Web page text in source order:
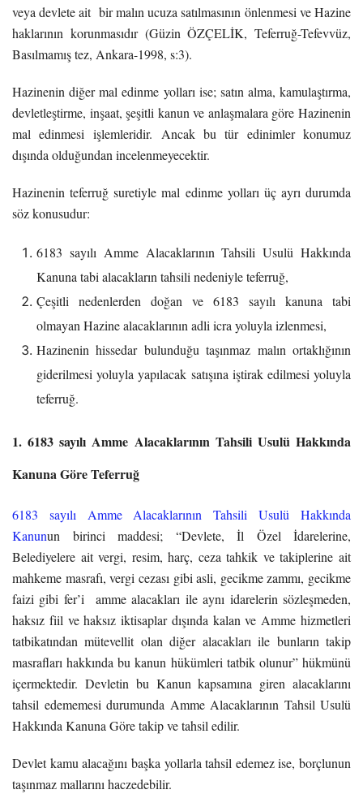
veya devlete ait bir malın ucuza satılmasının önlenmesi ve Hazine
haklarının korunmasıdır (Güzin ÖZÇELİK, Teferruğ-Tefevvüz,
Basılmamış tez, Ankara-1998, s:3).
Hazinenin diğer mal edinme yolları ise; satın alma, kamulaştırma,
devletleştirme, inşaat, şeşitli kanun ve anlaşmalara göre Hazinenin
mal edinmesi işlemleridir. Ancak bu tür edinimler konumuz
dışında olduğundan incelenmeyecektir.
Hazinenin teferruğ suretiyle mal edinme yolları üç ayrı durumda
söz konusudur:
6183 sayılı Amme Alacaklarının Tahsili Usulü Hakkında
Kanuna tabi alacakların tahsili nedeniyle teferruğ,
Çeşitli nedenlerden doğan ve 6183 sayılı kanuna tabi
olmayan Hazine alacaklarının adli icra yoluyla izlenmesi,
Hazinenin hissedar bulunduğu taşınmaz malın ortaklığının
giderilmesi yoluyla yapılacak satışına iştirak edilmesi yoluyla
teferruğ.
1. 6183 sayılı Amme Alacaklarının Tahsili Usulü Hakkında
Kanuna Göre Teferruğ
6183 sayılı Amme Alacaklarının Tahsili Usulü Hakkında
Kanunun birinci maddesi; “Devlete, İl Özel İdarelerine,
Belediyelere ait vergi, resim, harç, ceza tahkik ve takiplerine ait
mahkeme masrafı, vergi cezası gibi asli, gecikme zammı, gecikme
faizi gibi fer’i amme alacakları ile aynı idarelerin sözleşmeden,
haksız fiil ve haksız iktisaplar dışında kalan ve Amme hizmetleri
tatbikatından mütevellit olan diğer alacakları ile bunların takip
masrafları hakkında bu kanun hükümleri tatbik olunur” hükmünü
içermektedir. Devletin bu Kanun kapsamına giren alacaklarını
tahsil edememesi durumunda Amme Alacaklarının Tahsil Usulü
Hakkında Kanuna Göre takip ve tahsil edilir.
Devlet kamu alacağını başka yollarla tahsil edemez ise, borçlunun
taşınmaz mallarını haczedebilir.